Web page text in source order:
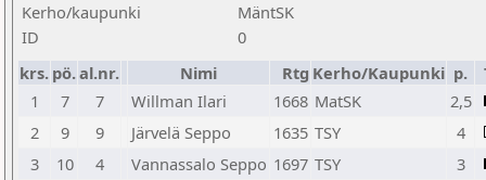
Kerho/kaupunki
MäntSK
ID
0
krs. pö.al.nr. Nimi Rtg Kerho/Kaupunki p.
1
7 7 Willman Ilari 1668 MatSK
2,5
2
9 9 Järvelä Seppo 1635 TSY
4
3
10 4 Vannassalo Seppo 1697 TSY
3